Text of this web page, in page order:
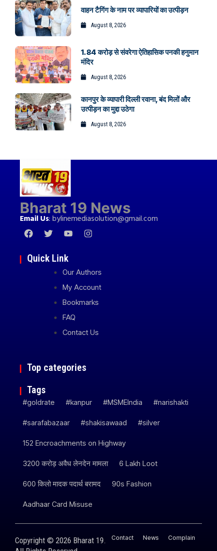
वाहन टैगिंग के नाम पर व्यापारियों का उत्पीड़न
August 8, 2026
1.84 करोड़ से संवरेगा ऐतिहासिक पनकी हनुमान
मंदिर
August 8, 2026
कानपुर के व्यापारी दिल्ली रवाना, बंद मिलों और
उत्पीड़न का मुद्दा उठेगा
August 8, 2026
Bharat 19 News
Email Us:bylinemediasolution@gmail.com
Quick Link
Our Authors
My Account
Bookmarks
FAQ
Contact Us
Top categories
Tags
#goldrate #kanpur #MSMEIndia #narishakti
#sarafabazaar #shakisawaad #silver
152 Encroachments on Highway
3200 करोड़ अवैध लेनदेन मामला 6 Lakh Loot
600 किलो मादक पदार्थ बरामद 90s Fashion
Aadhaar Card Misuse
Copyright © 2026 Bharat 19.
Contact News Complain